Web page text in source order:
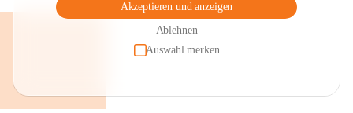
Akzeptieren und anzeigen
Ablehnen
Auswahl merken